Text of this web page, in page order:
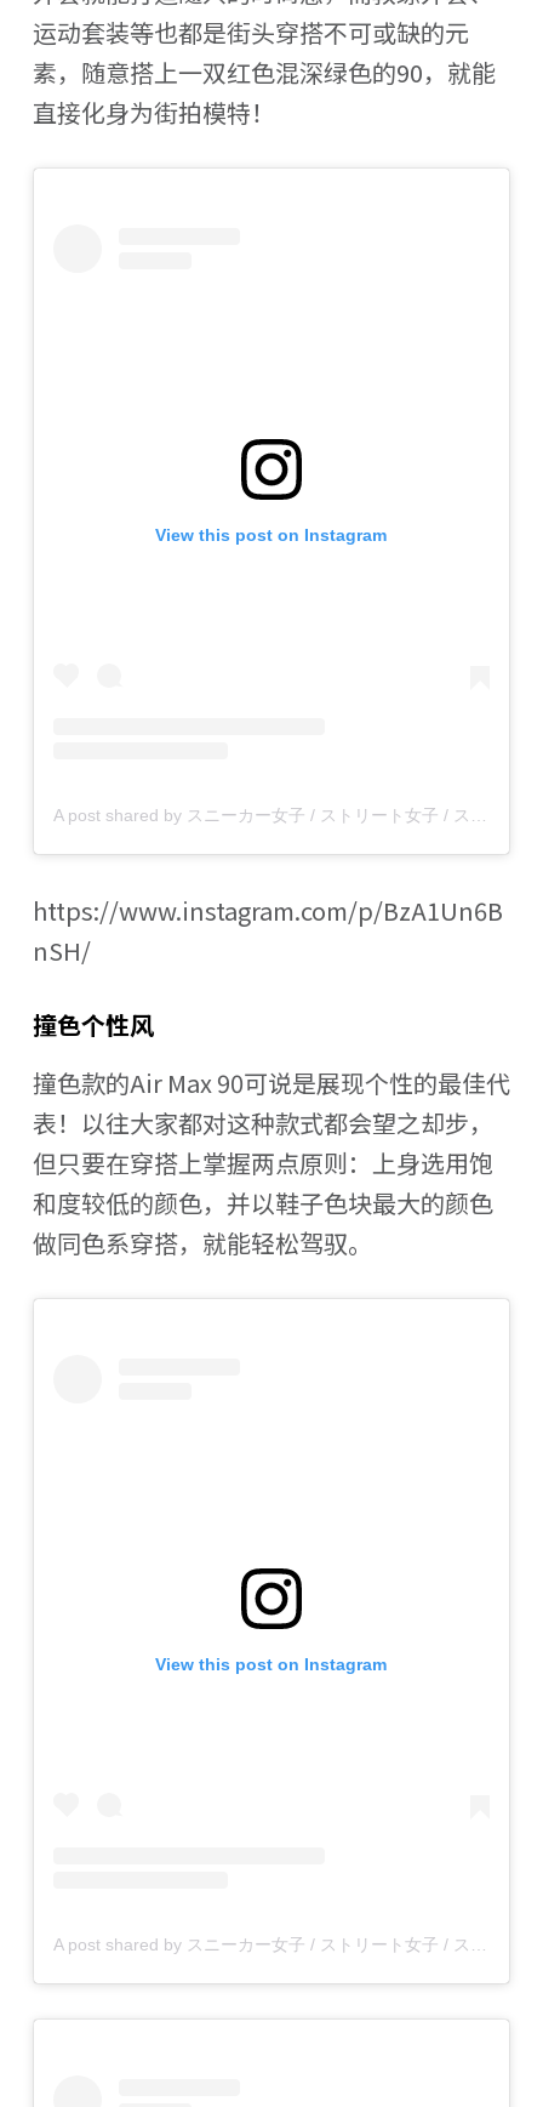
运动套装等也都是街头穿搭不可或缺的元
素，随意搭上一双红色混深绿色的90，就能
直接化身为街拍模特！
View this post on Instagram
https://www.instagram.com/p/BzA1Un6B
nSH/
撞色个性风
撞色款的Air Max 90可说是展现个性的最佳代
表！以往大家都对这种款式都会望之却步，
但只要在穿搭上掌握两点原则：上身选用饱
和度较低的颜色，并以鞋子色块最大的颜色
做同色系穿搭，就能轻松驾驭。
View this post on Instagram